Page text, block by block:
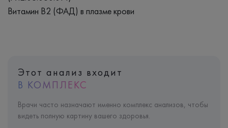
Витамин B2 (ФАД) в плазме крови
Этот анализ входит
В КОМПЛЕКС
Врачи часто назначают именно комплекс анализов, чтобы
видеть полную картину вашего здоровья.